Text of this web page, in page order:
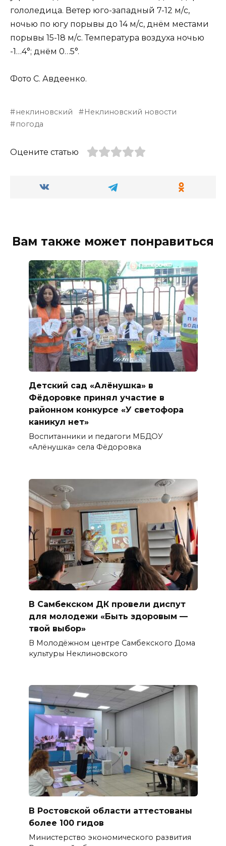
гололедица. Ветер юго-западный 7-12 м/с,
ночью по югу порывы до 14 м/с, днём местами
порывы 15-18 м/с. Температура воздуха ночью
-1…4°; днём 0…5°.
Фото С. Авдеенко.
неклиновский
Неклиновский новости
погода
Оцените статью
Вам также может понравиться
Детский сад «Алёнушка» в
Фёдоровке принял участие в
районном конкурсе «У светофора
каникул нет»
Воспитанники и педагоги МБДОУ
«Алёнушка» села Фёдоровка
В Самбекском ДК провели диспут
для молодежи «Быть здоровым —
твой выбор»
В Молодёжном центре Самбекского Дома
культуры Неклиновского
В Ростовской области аттестованы
более 100 гидов
Министерство экономического развития